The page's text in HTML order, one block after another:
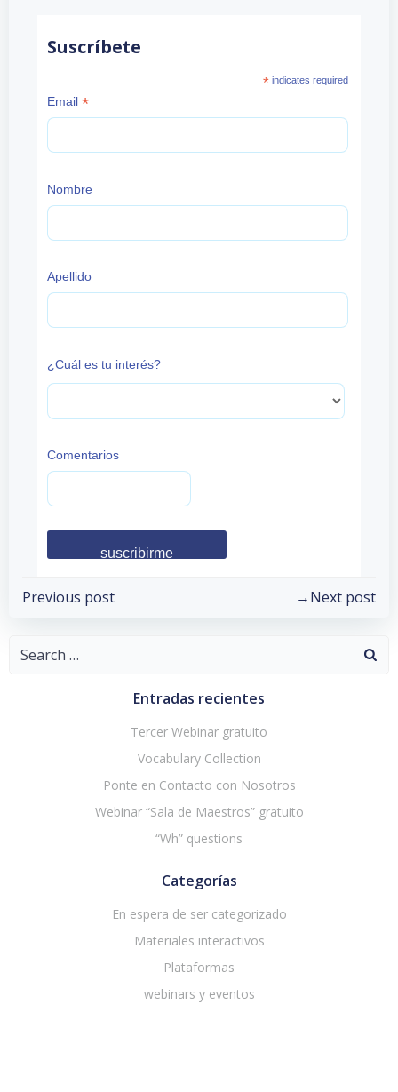
Suscríbete
*indicates required
Email *
Nombre
Apellido
¿Cuál es tu interés?
Comentarios
Post
navigation
Previous post
navigation
Next post
Search
Entradas recientes
Tercer Webinar gratuito
Vocabulary Collection
Ponte en Contacto con Nosotros
Webinar “Sala de Maestros” gratuito
“Wh” questions
Categorías
En espera de ser categorizado
Materiales interactivos
Plataformas
webinars y eventos